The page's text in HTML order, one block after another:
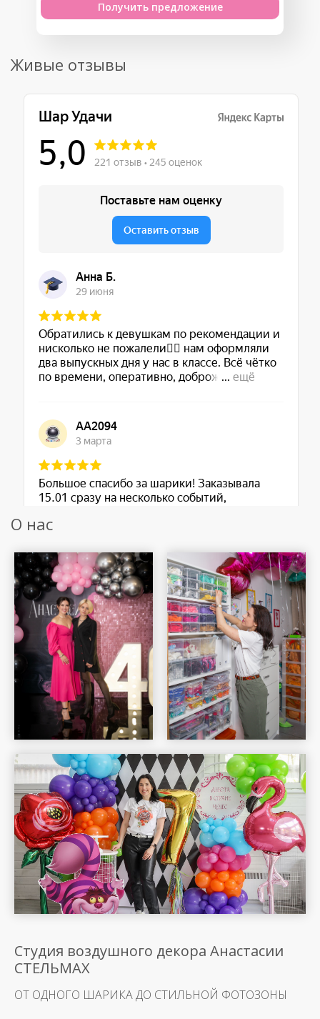
Получить предложение
Живые отзывы
Шар Удачи на карте Москвы — Яндекс Карты
О нас
Студия воздушного декора Анастасии
СТЕЛЬМАХ
ОТ ОДНОГО ШАРИКА ДО СТИЛЬНОЙ ФОТОЗОНЫ